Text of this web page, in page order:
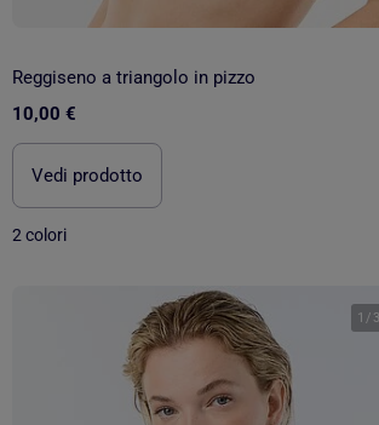
Reggiseno a triangolo in pizzo
10,00 €
Vedi prodotto
2 colori
1 / 3